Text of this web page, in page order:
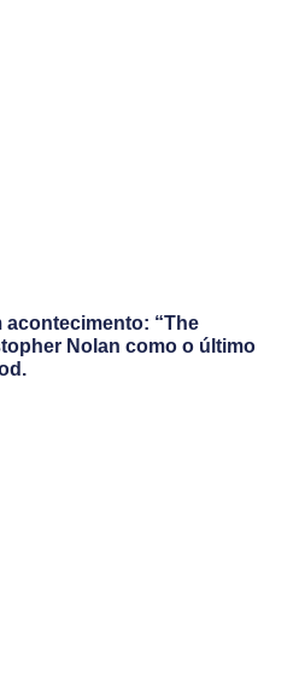
acontecimento: “The
Nolan como o último